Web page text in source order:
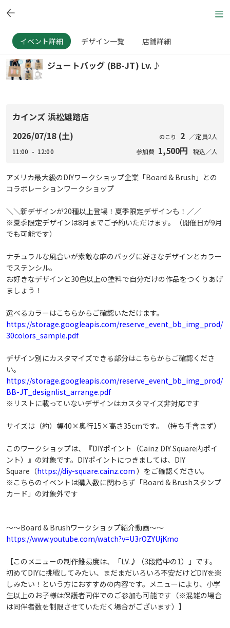
イベント詳細 デザイン一覧 店舗詳細
ジュートバッグ (BB-JT) Lv.♪
カインズ 浜松雄踏店
2026/07/18 (土)
11:00 - 12:00
のこり 2 ／定員2人
参加費 1,500円 税込／人
アメリカ最大級のDIYワークショップ企業「Board & Brush」との
コラボレーションワークショップ
＼＼新デザインが20種以上登場！夏季限定デザインも！／／
※夏季限定デザインは8月までご予約いただけます。（開催日が9月
でも可能です）
ナチュラルな風合いが素敵な麻のバッグに好きなデザインとカラー
でステンシル。
お好きなデザインと30色以上の塗料で自分だけの作品をつくりあげ
ましょう！
選べるカラーはこちらからご確認いただけます。
https://storage.googleapis.com/reserve_event_bb_img_prod/
30colors_sample.pdf
デザイン別にカスタマイズできる部分はこちらからご確認くださ
い。
https://storage.googleapis.com/reserve_event_bb_img_prod/
BB-JT_designlist_arrange.pdf
※リストに載っていないデザインはカスタマイズ非対応です
サイズは（約）幅40×奥行15×高さ35cmです。（持ち手含まず）
このワークショップは、『DIYポイント（Cainz DIY Square内ポイ
ント）』の対象です。DIYポイントにつきましては、DIY
Square（https://diy-square.cainz.com ）をご確認ください。
※こちらのイベントは購入数に関わらず「Board & Brushスタンプ
カード」の対象外です
～～Board & Brushワークショップ紹介動画～～
https://www.youtube.com/watch?v=U3rOZYUjKmo
【このメニューの制作難易度は、「LV.♪（3段階中の1）」です。
初めてDIYに挑戦してみたい、まだまだいろいろ不安だけどDIYを楽
しみたい！という方におすすめの内容です。メニューにより、小学
生以上のお子様は保護者同伴でのご参加も可能です（※混雑の場合
は同伴者数を制限させていただく場合がございます）】
戻る